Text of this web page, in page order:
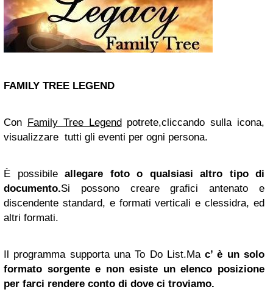
FAMILY TREE LEGEND
Con Family Tree Legendpotrete,cliccando sulla icona,
visualizzare tutti gli eventi per ogni persona.
È possibileallegare foto o qualsiasi altro tipo di
documento.Si possono creare grafici antenato e
discendente standard, e formati verticali e clessidra, ed
altri formati.
Il programma supporta una To Do List.Mac’ è un solo
formato sorgente e non esiste un elenco posizione
per farci rendere conto di dove ci troviamo.